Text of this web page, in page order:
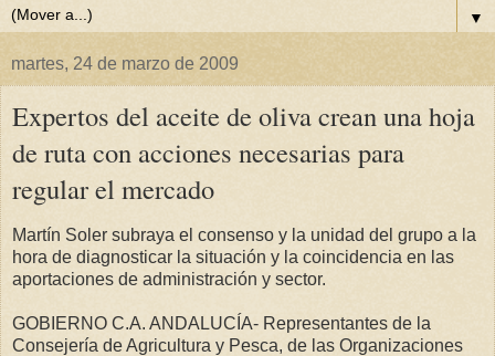
▼
martes, 24 de marzo de 2009
Expertos del aceite de oliva crean una hoja
de ruta con acciones necesarias para
regular el mercado
Martín Soler subraya el consenso y la unidad del grupo a la
hora de diagnosticar la situación y la coincidencia en las
aportaciones de administración y sector.
GOBIERNO C.A. ANDALUCÍA- Representantes de la
Consejería de Agricultura y Pesca, de las Organizaciones